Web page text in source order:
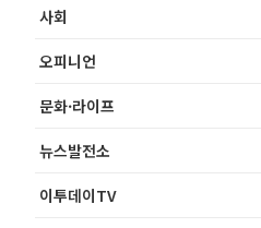
사회
오피니언
문화·라이프
뉴스발전소
이투데이TV